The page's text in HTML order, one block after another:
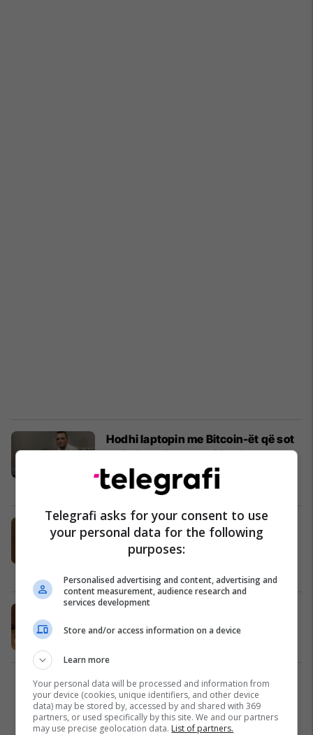
Hodhi laptopin me Bitcoin-ët që sot
arrijnë vlerën e 85 milionë eurove
(Foto)
Interesante 09/12/2017
Pagoi në internet tremijë euro për
një laptop, në shtëpi i arriti një
shtupë pastrimi (Foto)
Pendohen hajnat, kthejnë pas disa
ditësh këlyshin e vjedhur (Video)
1
Telegrafi asks for your consent to use
your personal data for the following
purposes:
Personalised advertising and content, advertising and
content measurement, audience research and
services development
Store and/or access information on a device
Learn more
Your personal data will be processed and information from
your device (cookies, unique identifiers, and other device
data) may be stored by, accessed by and shared with 369
partners, or used specifically by this site. We and our partners
may use precise geolocation data. List of partners.